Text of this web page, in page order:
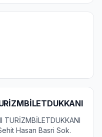
TURİZMBİLETDUKKANI
Hasan Basri Sok.